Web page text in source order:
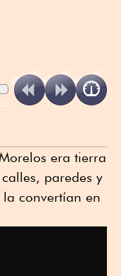
era tierra
paredes y
convertían en